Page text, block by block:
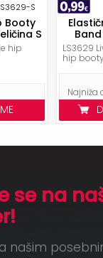
S
Booty
S
hip
LS3629
hip
Najniža
se na
našim